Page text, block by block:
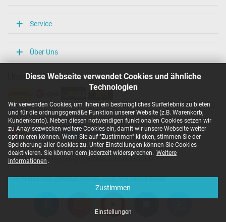
Diese Webseite verwendet Cookies und ähnliche
Technologien
Wir verwenden Cookies, um Ihnen ein bestmögliches Surferlebnis zu bieten
und für die ordnungsgemäße Funktion unserer Website (z.B. Warenkorb,
Kundenkonto). Neben diesen notwendigen funktionalen Cookies setzen wir
zu Anaylsezwecken weitere Cookies ein, damit wir unsere Webseite weiter
optimieren können. Wenn Sie auf "Zustimmen" klicken, stimmen Sie der
Speicherung aller Cookies zu. Unter Einstellungen können Sie Cookies
deaktivieren. Sie können dem jederzeit widersprechen. Weitere
Informationen .
Zustimmen
Einstellungen
Service
Über Uns
Unsere Versandarten
Unsere Zahlarten
Copyright ©
Alle Preise inkl. gesetzl. MwSt. zzgl. Versandkosten